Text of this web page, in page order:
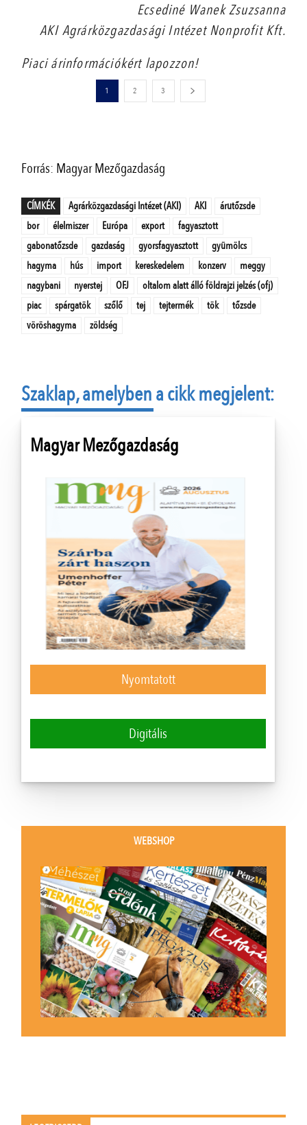
Ecsediné Wanek Zsuzsanna
AKI Agrárközgazdasági Intézet Nonprofit Kft.
Piaci árinformációkért lapozzon!
1 2 3
Forrás: Magyar Mezőgazdaság
CÍMKÉK Agrárközgazdasági Intézet (AKI) AKI
árutőzsde
bor
élelmiszer Európa export
fagyasztott
gabonatőzsde
gazdaság gyorsfagyasztott
gyümölcs
hagyma
hús import kereskedelem konzerv
meggy
nagybani
nyerstej OFJ
oltalom alatt álló földrajzi jelzés (ofj)
piac
spárgatök szőlő tej tejtermék tök
tőzsde
vöröshagyma
zöldség
Szaklap, amelyben a cikk megjelent:
Magyar Mezőgazdaság
Nyomtatott
Digitális
WEBSHOP